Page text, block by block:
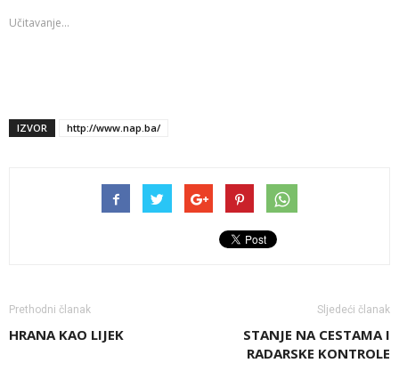
Učitavanje...
IZVOR http://www.nap.ba/
Prethodni članak
HRANA KAO LIJEK
Sljedeći članak
STANJE NA CESTAMA I
RADARSKE KONTROLE